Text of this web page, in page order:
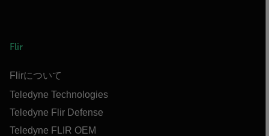
Flir
Flirについて
Teledyne Technologies
Teledyne Flir Defense
Teledyne FLIR OEM